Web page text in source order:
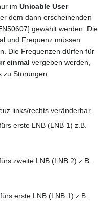
im Unicable User
dem dann erscheinenden
gewählt werden. Die
und Frequenz müssen
Die Frequenzen dürfen für
einmal vergeben werden,
Störungen.
links/rechts veränderbar.
erste LNB (LNB 1) z.B.
zweite LNB (LNB 2) z.B.
erste LNB (LNB 1) z.B.